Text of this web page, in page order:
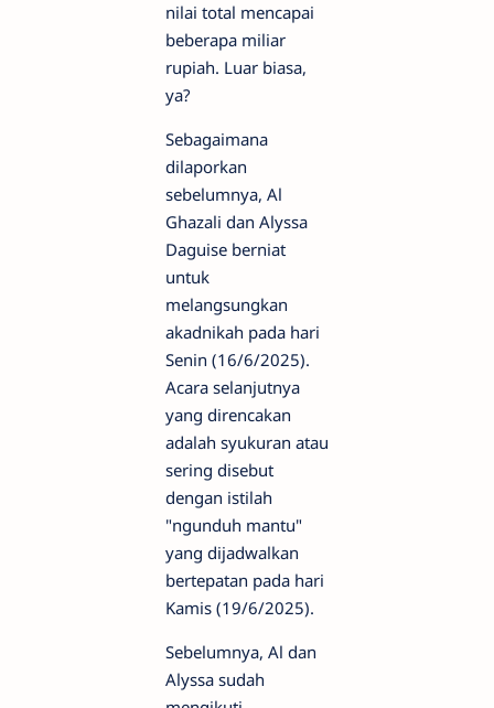
nilai total mencapai
beberapa miliar
rupiah. Luar biasa,
ya?
Sebagaimana
dilaporkan
sebelumnya, Al
Ghazali dan Alyssa
Daguise berniat
untuk
melangsungkan
akadnikah pada hari
Senin (16/6/2025).
Acara selanjutnya
yang direncakan
adalah syukuran atau
sering disebut
dengan istilah
"ngunduh mantu"
yang dijadwalkan
bertepatan pada hari
Kamis (19/6/2025).
Sebelumnya, Al dan
Alyssa sudah